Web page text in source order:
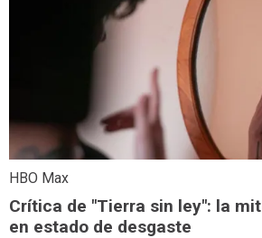
HBO Max
Crítica de "Tierra sin ley": la
en estado de desgaste